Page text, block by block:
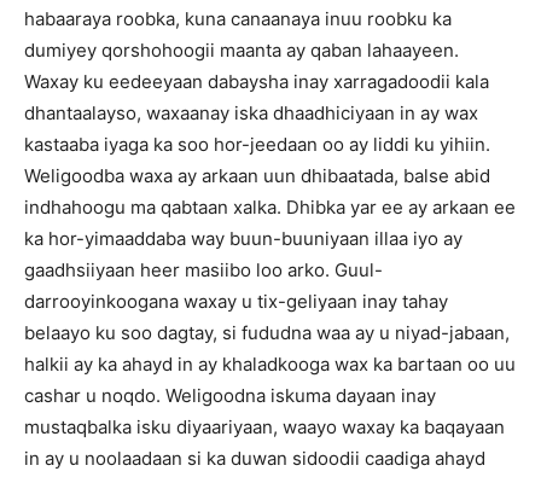
habaaraya roobka, kuna canaanaya inuu roobku ka
dumiyey qorshohoogii maanta ay qaban lahaayeen.
Waxay ku eedeeyaan dabaysha inay xarragadoodii kala
dhantaalayso, waxaanay iska dhaadhiciyaan in ay wax
kastaaba iyaga ka soo hor-jeedaan oo ay liddi ku yihiin.
Weligoodba waxa ay arkaan uun dhibaatada, balse abid
indhahoogu ma qabtaan xalka. Dhibka yar ee ay arkaan ee
ka hor-yimaaddaba way buun-buuniyaan illaa iyo ay
gaadhsiiyaan heer masiibo loo arko. Guul-
darrooyinkoogana waxay u tix-geliyaan inay tahay
belaayo ku soo dagtay, si fududna waa ay u niyad-jabaan,
halkii ay ka ahayd in ay khaladkooga wax ka bartaan oo uu
cashar u noqdo. Weligoodna iskuma dayaan inay
mustaqbalka isku diyaariyaan, waayo waxay ka baqayaan
in ay u noolaadaan si ka duwan sidoodii caadiga ahayd